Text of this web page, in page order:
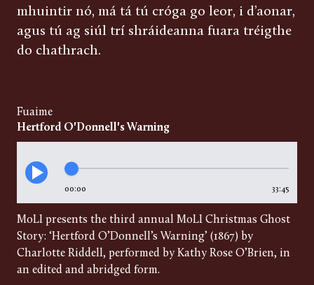
mhuintir nó, má tá tú cróga go leor, i d’aonar,
agus tú ag siúl trí shráideanna fuara tréigthe
do chathrach.
Fuaime
Hertford O'Donnell's Warning
00:00 33:45
MoLI presents the third annual MoLI Christmas Ghost
Story: ‘Hertford O’Donnell’s Warning’ (1867) by
Charlotte Riddell, performed by Kathy Rose O’Brien, in
an edited and abridged form.